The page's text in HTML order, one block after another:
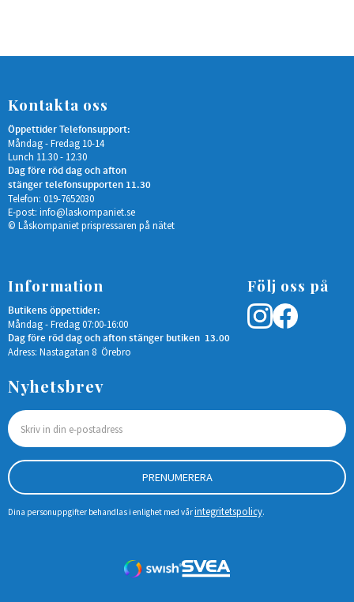
Kontakta oss
Öppettider Telefonsupport:
Måndag - Fredag 10-14
Lunch 11.30 - 12.30
Dag före röd dag och afton
stänger telefonsupporten 11.30
Telefon: 019-7652030
E-post: info@laskompaniet.se
© Låskompaniet prispressaren på nätet
Information
Butikens öppettider:
Måndag - Fredag 07:00-16:00
Dag före röd dag och afton stänger butiken 13.00
Adress: Nastagatan 8 Örebro
Följ oss på
Nyhetsbrev
PRENUMERERA
Dina personuppgifter behandlas i enlighet med vårintegritetspolicy.